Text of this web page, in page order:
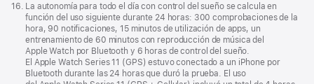
página
Nota
página
16. La autonomía para todo el día con control del sueño se calcula en
función del uso siguiente durante 24 horas: 300 comprobaciones de la
hora, 90 notificaciones, 15 minutos de utilización de apps, un
entrenamiento de 60 minutos con reproducción de música del
Apple Watch por Bluetooth y 6 horas de control del sueño.
El Apple Watch Series 11 (GPS) estuvo conectado a un iPhone por
Bluetooth durante las 24 horas que duró la prueba. El uso